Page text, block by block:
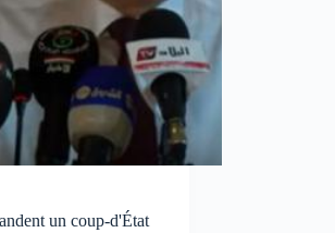
un coup-d'État